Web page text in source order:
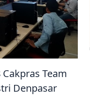
Team
Denpasar